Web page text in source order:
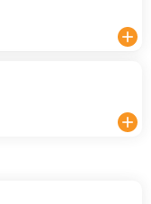
add
add